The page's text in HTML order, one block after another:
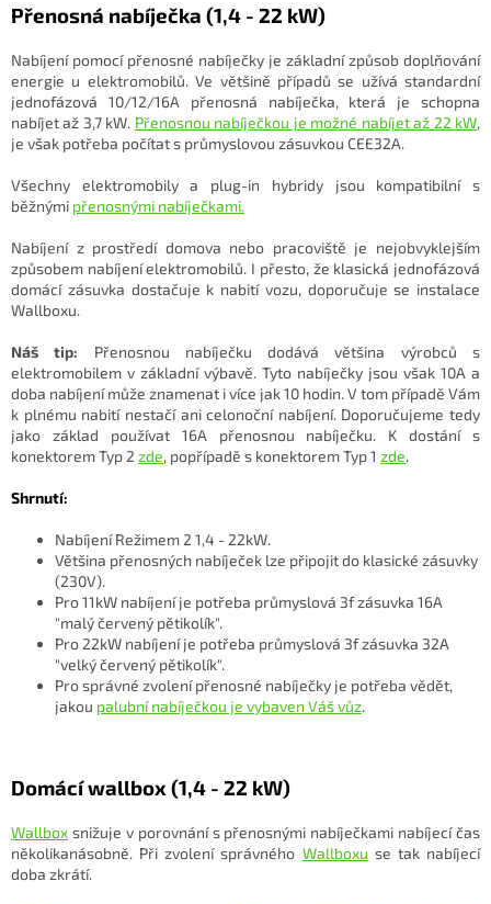
Přenosná nabíječka (1,4 - 22 kW)
Nabíjení pomocí přenosné nabíječky je základní způsob doplňování
energie u elektromobilů. Ve většině případů se užívá standardní
jednofázová 10/12/16A přenosná nabíječka, která je schopna
nabíjet až 3,7 kW. Přenosnou nabíječkou je možné nabíjet až 22 kW,
je však potřeba počítat s průmyslovou zásuvkou CEE32A.
Všechny elektromobily a plug-in hybridy jsou kompatibilní s
běžnými přenosnými nabíječkami.
Nabíjení z prostředí domova nebo pracoviště je nejobvyklejším
způsobem nabíjení elektromobilů. I přesto, že klasická jednofázová
domácí zásuvka dostačuje k nabití vozu, doporučuje se instalace
Wallboxu.
Náš tip: Přenosnou nabíječku dodává většina výrobců s
elektromobilem v základní výbavě. Tyto nabíječky jsou však 10A a
doba nabíjení může znamenat i více jak 10 hodin. V tom případě Vám
k plnému nabití nestačí ani celonoční nabíjení. Doporučujeme tedy
jako základ používat 16A přenosnou nabíječku. K dostání s
konektorem Typ 2 zde, popřípadě s konektorem Typ 1 zde.
Shrnutí:
Nabíjení Režimem 2 1,4 - 22kW.
Většina přenosných nabíječek lze připojit do klasické zásuvky
(230V).
Pro 11kW nabíjení je potřeba průmyslová 3f zásuvka 16A
"malý červený pětikolík".
Pro 22kW nabíjení je potřeba průmyslová 3f zásuvka 32A
"velký červený pětikolík".
Pro správné zvolení přenosné nabíječky je potřeba vědět,
jakou palubní nabíječkou je vybaven Váš vůz.
Domácí wallbox (1,4 - 22 kW)
Wallbox snižuje v porovnání s přenosnými nabíječkami nabíjecí čas
několikanásobně. Při zvolení správného Wallboxu se tak nabíjecí
doba zkrátí.